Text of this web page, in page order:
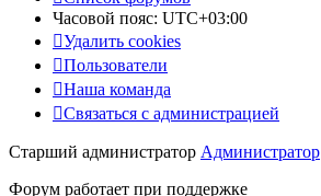
Часовой пояс: UTC+03:00
Удалить cookies
Пользователи
Наша команда
Связаться с администрацией
Старший администратор Администратор
Форум работает при поддержке